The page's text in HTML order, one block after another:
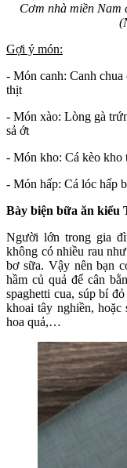
Cơm nhà miền Nam
Gợi ý món:
- Món canh: Canh chua
thịt
- Món xào: Lòng gà
sả ớt
- Món kho: Cá kèo kho
- Món hấp: Cá lóc hấp
Bày biện bữa ăn kiểu
Người lớn trong gia
không có nhiều rau
bơ sữa. Vậy nên bạn
hầm củ quả để cân
spaghetti cua, súp bí
khoai tây nghiền, hoặc
hoa quả,…